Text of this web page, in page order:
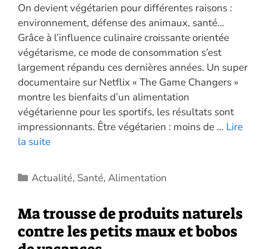
On devient végétarien pour différentes raisons :
environnement, défense des animaux, santé…
Grâce à l’influence culinaire croissante orientée
végétarisme, ce mode de consommation s’est
largement répandu ces dernières années. Un super
documentaire sur Netflix « The Game Changers »
montre les bienfaits d’un alimentation
végétarienne pour les sportifs, les résultats sont
impressionnants. Être végétarien : moins de … Lire
la suite
Catégories
Actualité, Santé,Alimentation
Ma trousse de produits naturels
contre les petits maux et bobos